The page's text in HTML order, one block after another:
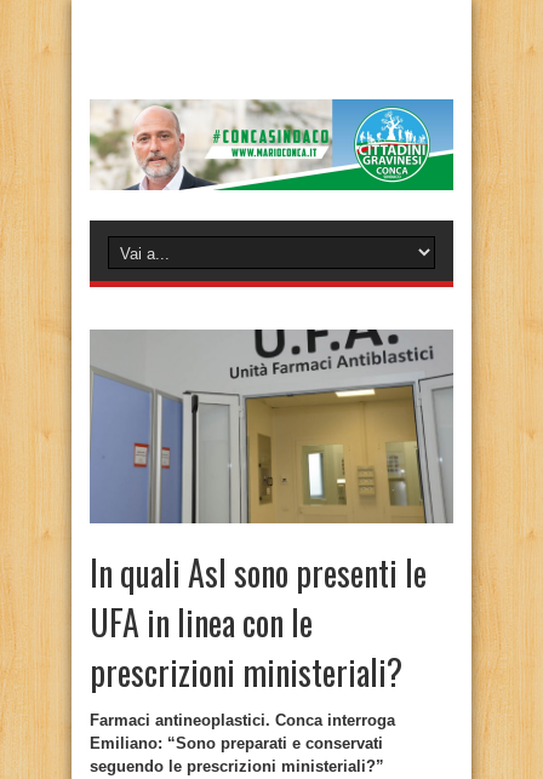
In quali Asl sono presenti le
UFA in linea con le
prescrizioni ministeriali?
Farmaci antineoplastici. Conca interroga
Emiliano: “Sono preparati e conservati
seguendo le prescrizioni ministeriali?”